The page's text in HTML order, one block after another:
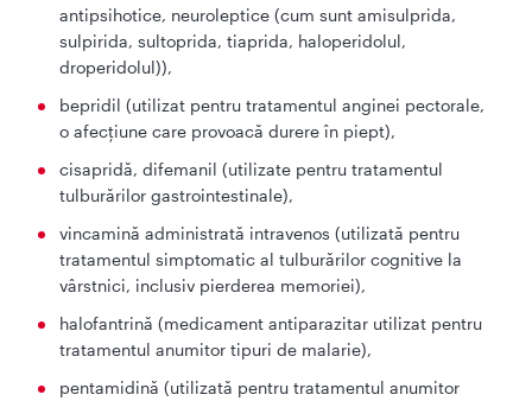
antipsihotice, neuroleptice (cum sunt amisulprida,
sulpirida, sultoprida, tiaprida, haloperidolul,
droperidolul)),
bepridil (utilizat pentru tratamentul anginei pectorale,
o afecţiune care provoacă durere în piept),
cisapridă, difemanil (utilizate pentru tratamentul
tulburărilor gastrointestinale),
vincamină administrată intravenos (utilizată pentru
tratamentul simptomatic al tulburărilor cognitive la
vârstnici, inclusiv pierderea memoriei),
halofantrină (medicament antiparazitar utilizat pentru
tratamentul anumitor tipuri de malarie),
pentamidină (utilizată pentru tratamentul anumitor